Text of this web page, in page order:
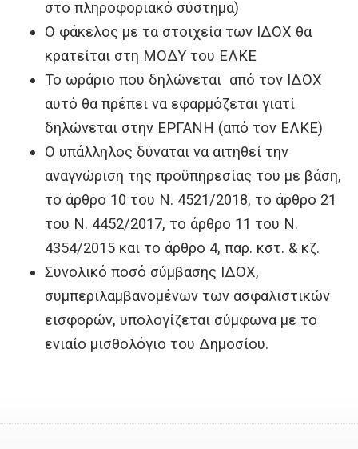
στο πληροφοριακό σύστημα)
Ο φάκελος με τα στοιχεία των ΙΔΟΧ θα
κρατείται στη ΜΟΔΥ του ΕΛΚΕ
Το ωράριο που δηλώνεται από τον ΙΔΟΧ
αυτό θα πρέπει να εφαρμόζεται γιατί
δηλώνεται στην ΕΡΓΑΝΗ (από τον ΕΛΚΕ)
Ο υπάλληλος δύναται να αιτηθεί την
αναγνώριση της προϋπηρεσίας του με βάση,
το άρθρο 10 του Ν. 4521/2018, το άρθρο 21
του Ν. 4452/2017, το άρθρο 11 του Ν.
4354/2015 και το άρθρο 4, παρ. κστ. & κζ.
Συνολικό ποσό σύμβασης ΙΔΟΧ,
συμπεριλαμβανομένων των ασφαλιστικών
εισφορών, υπολογίζεται σύμφωνα με το
ενιαίο μισθολόγιο του Δημοσίου.